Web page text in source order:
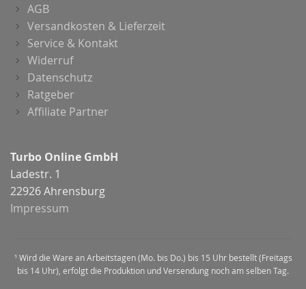
AGB
Versandkosten & Lieferzeit
Service & Kontakt
Widerruf
Datenschutz
Ratgeber
Affiliate Partner
Turbo Online GmbH
Ladestr. 1
22926 Ahrensburg
Impressum
¹ Wird die Ware an Arbeitstagen (Mo. bis Do.) bis 15 Uhr bestellt (Freitags
bis 14 Uhr), erfolgt die Produktion und Versendung noch am selben Tag.